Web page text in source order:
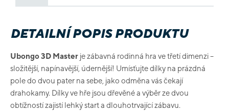
DETAILNÍ POPIS PRODUKTU
Ubongo 3D Master je zábavná rodinná hra ve třetí dimenzi –
složitější, napínavější, údernější! Umísťujte dílky na prázdná
pole do dvou pater na sebe, jako odměna vás čekají
drahokamy. Dílky ve hře jsou dřevěné a výběr ze dvou
obtížností zajistí lehký start a dlouhotrvající zábavu.